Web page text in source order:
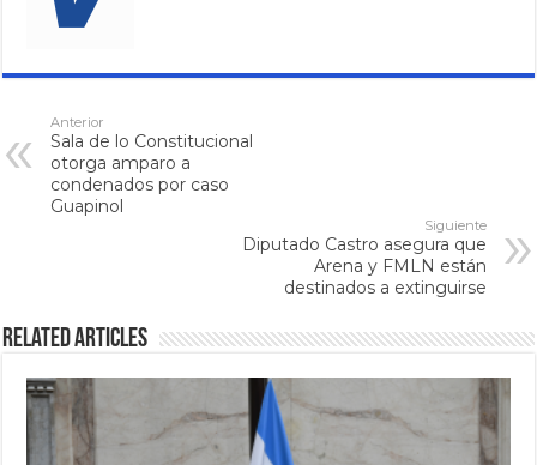
Anterior
Sala de lo Constitucional
otorga amparo a
condenados por caso
Guapinol
Siguiente
Diputado Castro asegura que
Arena y FMLN están
destinados a extinguirse
Related Articles